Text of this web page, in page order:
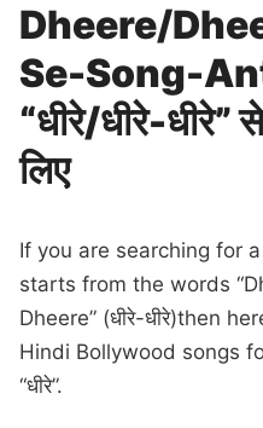
Dheere/
Se-Song-
“धीरे/धीरे-धीरे”
लिए
If you are searching for
starts from the words
Dheere” (धीरे-धीरे)then
Hindi Bollywood songs
“धीरे”.